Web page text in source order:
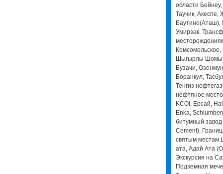
области
Таучик,
Баутино(Аташ),
Умирзак.
Шыгырлы
Бузачи,
Боранкул,
Тенгиз
нефтяное
KCOI, Ерсай,
Enka,
битумный
Cement).
святым местам
ата, Адай Ата
Экскурсия на
Подземная